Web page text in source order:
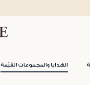
الهدايا والمجموعات القيّمة